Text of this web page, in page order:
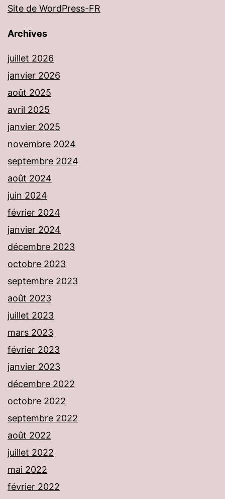
Site de WordPress-FR
Archives
juillet 2026
janvier 2026
août 2025
avril 2025
janvier 2025
novembre 2024
septembre 2024
août 2024
juin 2024
février 2024
janvier 2024
décembre 2023
octobre 2023
septembre 2023
août 2023
juillet 2023
mars 2023
février 2023
janvier 2023
décembre 2022
octobre 2022
septembre 2022
août 2022
juillet 2022
mai 2022
février 2022